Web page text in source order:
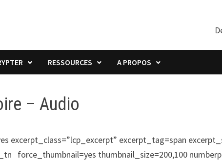
RESSOURCES A PROPOS
– Audio
excerpt_class=”lcp_excerpt” excerpt_tag=span
force_thumbnail=yes thumbnail_size=200,100